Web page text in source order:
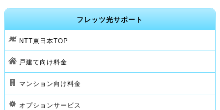
フレッツ光サポート
NTT東日本TOP
戸建て向け料金
マンション向け料金
オプションサービス